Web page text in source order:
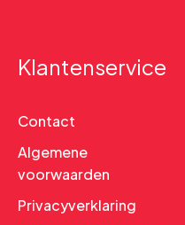
Klantenservice
Contact
Algemene
voorwaarden
Privacyverklaring